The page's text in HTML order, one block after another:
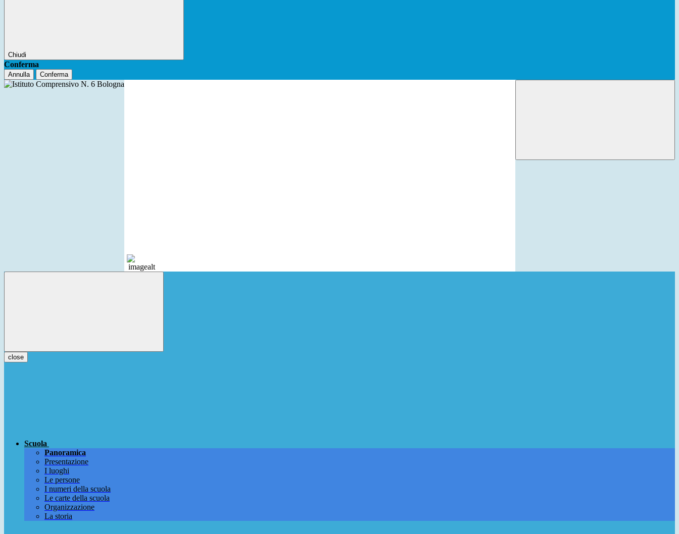
Chiudi
Conferma
Annulla Conferma
close
Scuola
Panoramica
Presentazione
I luoghi
Le persone
I numeri della scuola
Le carte della scuola
Organizzazione
La storia